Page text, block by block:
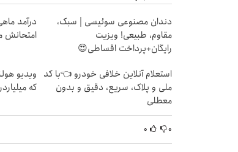
دندان مصنوعی سوئیسی | سبک،
مقاوم، طبیعی! ویزیت
رایگان+پرداخت اقساطی😍
امتحانش
استعلام آنلاین خلافی خودرو 👈با کد
ملی و پلاک، سریع، دقیق و بدون
معطلی
ویدیو
که
۰ ۰